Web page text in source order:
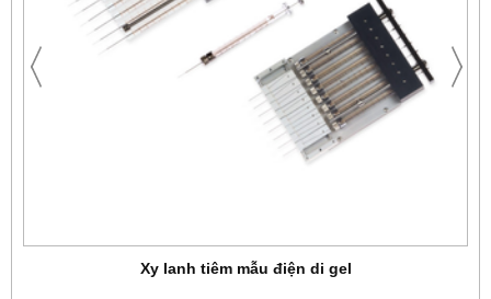
Xy lanh tiêm mẫu điện di gel